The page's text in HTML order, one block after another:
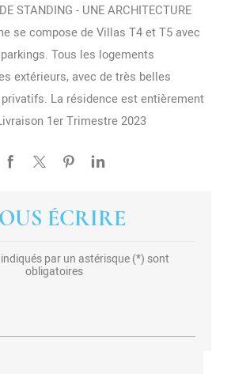
STANDING - UNE ARCHITECTURE
se compose de Villas T4 et T5 avec
Tous les logements
extérieurs, avec de très belles
La résidence est entièrement
1er Trimestre 2023
ÉCRIRE
par un astérisque (*) sont
obligatoires